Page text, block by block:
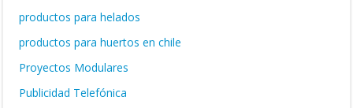
productos para helados
productos para huertos en chile
Proyectos Modulares
Publicidad Telefónica